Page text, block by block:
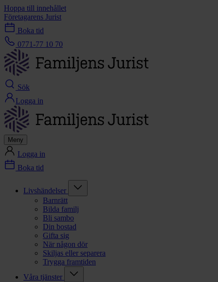
Hoppa till innehållet
Företagarens Jurist
Boka tid
0771-77 10 70
Sök
Logga in
Meny
Logga in
Boka tid
Livshändelser
Barnrätt
Bilda familj
Bli sambo
Din bostad
Gifta sig
När någon dör
Skiljas eller separera
Trygga framtiden
Våra tjänster